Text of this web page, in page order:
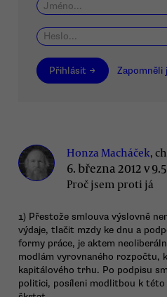
Přihlásit → Zapomněli
Honza Macháček,
6. března 2012 v
Proč jsem proti já
1) Přestože smlouva výslovně
výdaje, tlačit mzdy ke dnu a
formy práce, je aktem
modlám vyrovnaného rozpočtu,
kapitálového trhu. Po podpisu
politici, posíleni modlitbou k